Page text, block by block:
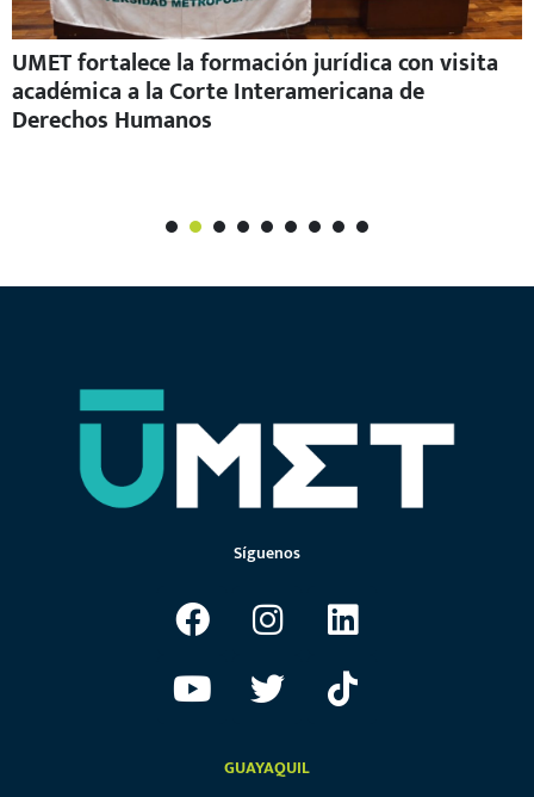
UMET fortalece la formación jurídica con visita
académica a la Corte Interamericana de
Derechos Humanos
1
Síguenos
GUAYAQUIL